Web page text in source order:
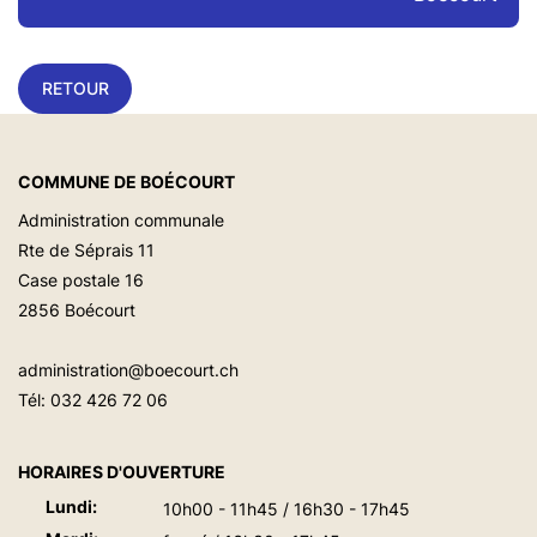
RETOUR
COMMUNE DE BOÉCOURT
Administration communale
Rte de Séprais 11
Case postale 16
2856 Boécourt
administration@boecourt.ch
Tél: 032 426 72 06
HORAIRES D'OUVERTURE
Lundi:
10h00 - 11h45 / 16h30 - 17h45